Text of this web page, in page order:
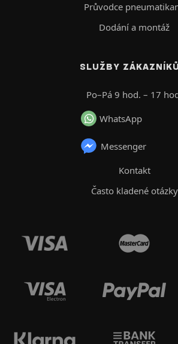
Průvodce
Dodání a montáž
SLUŽBY
Po–Pá 9 hod. – 17
WhatsApp
Messenger
Kontakt
Často kladené otázky